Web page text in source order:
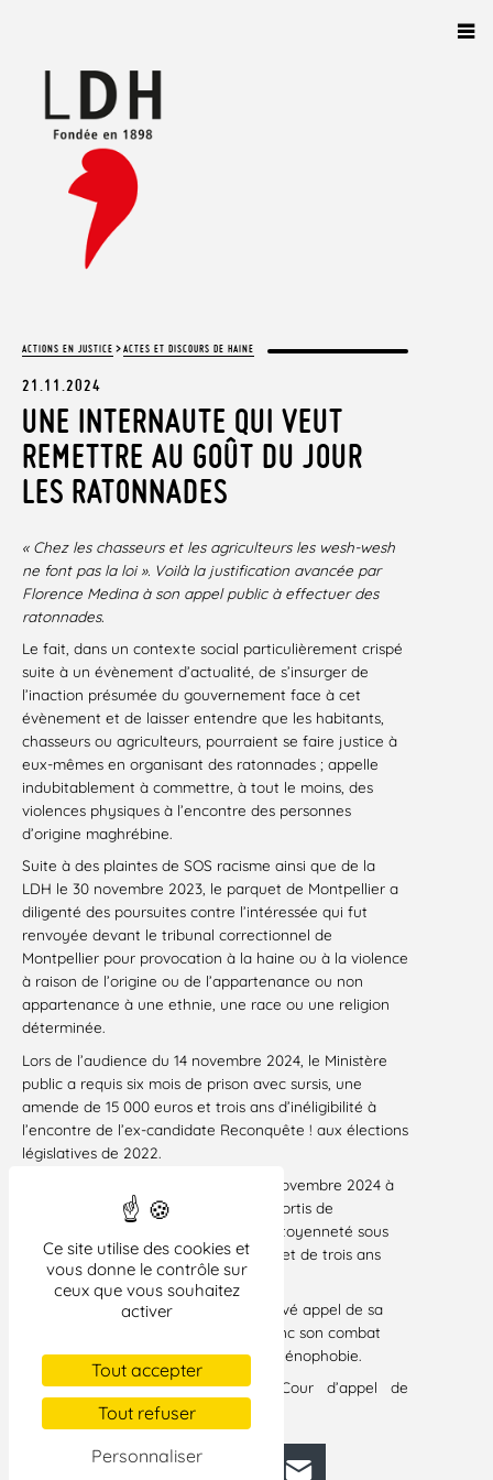
Ce site utilise des cookies et
vous donne le contrôle sur
ceux que vous souhaitez
activer
Tout accepter
Tout refuser
Personnaliser
ACTIONS EN JUSTICE >ACTES ET DISCOURS DE HAINE
21.11.2024
UNE INTERNAUTE QUI VEUT
REMETTRE AU GOÛT DU JOUR
LES RATONNADES
« Chez les chasseurs et les agriculteurs les wesh-wesh
ne font pas la loi ». Voilà la justification avancée par
Florence Medina à son appel public à effectuer des
ratonnades.
Le fait, dans un contexte social particulièrement crispé
suite à un évènement d’actualité, de s’insurger de
l’inaction présumée du gouvernement face à cet
évènement et de laisser entendre que les habitants,
chasseurs ou agriculteurs, pourraient se faire justice à
eux-mêmes en organisant des ratonnades ; appelle
indubitablement à commettre, à tout le moins, des
violences physiques à l’encontre des personnes
d’origine maghrébine.
Suite à des plaintes de SOS racisme ainsi que de la
LDH le 30 novembre 2023, le parquet de Montpellier a
diligenté des poursuites contre l’intéressée qui fut
renvoyée devant le tribunal correctionnel de
Montpellier pour provocation à la haine ou à la violence
à raison de l’origine ou de l’appartenance ou non
appartenance à une ethnie, une race ou une religion
déterminée.
Lors de l’audience du 14 novembre 2024, le Ministère
public a requis six mois de prison avec sursis, une
amende de 15 000 euros et trois ans d’inéligibilité à
l’encontre de l’ex-candidate Reconquête ! aux élections
législatives de 2022.
L’intéressée a été condamnée le 21 novembre 2024 à
quatre mois de prison avec sursis, assortis de
l’obligation d’effectuer un stage de citoyenneté sous
peine d’une amende de 2 000 euros, et de trois ans
d’inéligibilité.
Florence Medina a d’ores et déjà relevé appel de sa
condamnation. La LDH poursuivra donc son combat
dans ce dossier pour lutter contre la xénophobie.
L’audience aura lieu devant la Cour d’appel de
Montpellier le 1er juin 2026.
Facebook
BlueskyMastodonLinkedIn